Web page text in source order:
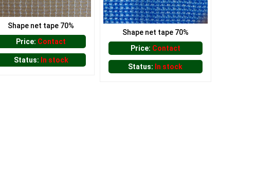
Shape net tape 70%
Price: Contact
Status: In stock
Shape net tape 70%
Price: Contact
Status: In stock